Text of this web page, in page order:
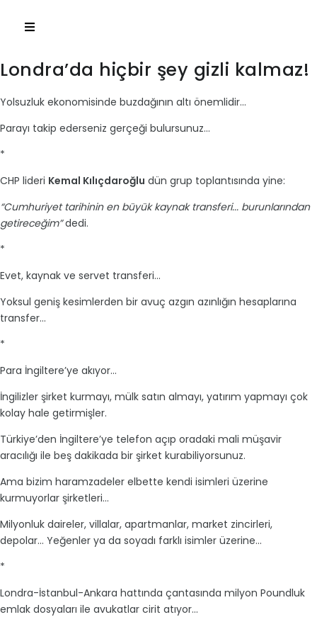
Londra’da hiçbir şey gizli kalmaz!
Yolsuzluk ekonomisinde buzdağının altı önemlidir...
Parayı takip ederseniz gerçeği bulursunuz...
*
CHP lideri Kemal Kılıçdaroğlu dün grup toplantısında yine:
“Cumhuriyet tarihinin en büyük kaynak transferi... burunlarından
getireceğim”dedi.
*
Evet, kaynak ve servet transferi...
Yoksul geniş kesimlerden bir avuç azgın azınlığın hesaplarına
transfer...
*
Para İngiltere’ye akıyor...
İngilizler şirket kurmayı, mülk satın almayı, yatırım yapmayı çok
kolay hale getirmişler.
Türkiye’den İngiltere’ye telefon açıp oradaki mali müşavir
aracılığı ile beş dakikada bir şirket kurabiliyorsunuz.
Ama bizim haramzadeler elbette kendi isimleri üzerine
kurmuyorlar şirketleri...
Milyonluk daireler, villalar, apartmanlar, market zincirleri,
depolar... Yeğenler ya da soyadı farklı isimler üzerine...
*
Londra-İstanbul-Ankara hattında çantasında milyon Poundluk
emlak dosyaları ile avukatlar cirit atıyor...